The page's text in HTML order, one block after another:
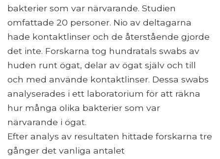
bakterier som var närvarande. Studien
omfattade 20 personer. Nio av deltagarna
hade kontaktlinser och de återstående gjorde
det inte. Forskarna tog hundratals swabs av
huden runt ögat, delar av ögat själv och till
och med använde kontaktlinser. Dessa swabs
analyserades i ett laboratorium för att räkna
hur många olika bakterier som var
närvarande i ögat.
Efter analys av resultaten hittade forskarna tre
gånger det vanliga antalet